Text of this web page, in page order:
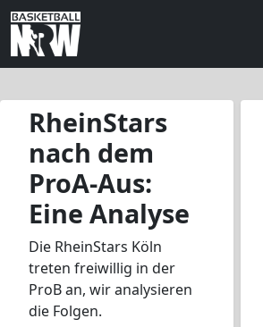
RheinStars
nach dem
ProA-Aus:
Eine Analyse
Die RheinStars Köln
treten freiwillig in der
ProB an, wir analysieren
die Folgen.